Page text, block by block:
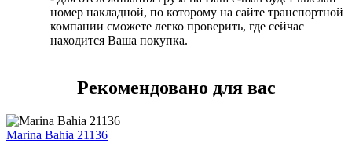
номер накладной, по которому на сайте транспортной
компании сможете легко проверить, где сейчас
находится Ваша покупка.
Рекомендовано для вас
Marina Bahia 21136